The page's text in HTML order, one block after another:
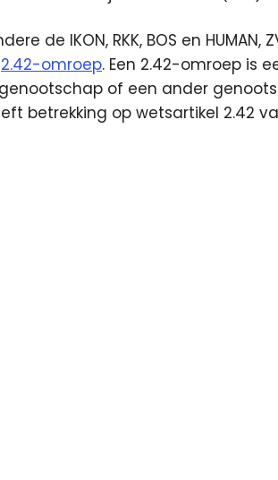
de IKON, RKK, BOS en HUMAN,
2.42-omroep. Een 2.42-omroep is
of een ander
betrekking op wetsartikel 2.42